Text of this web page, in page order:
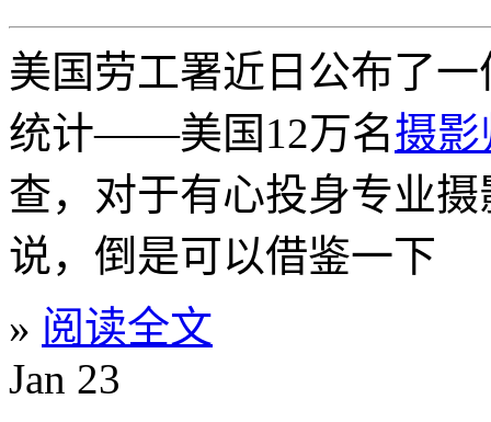
美国劳工署近日公布了
统计——美国12万名摄影
查，对于有心投身专业
说，倒是可以借鉴一下
» 阅读全文
Jan 23